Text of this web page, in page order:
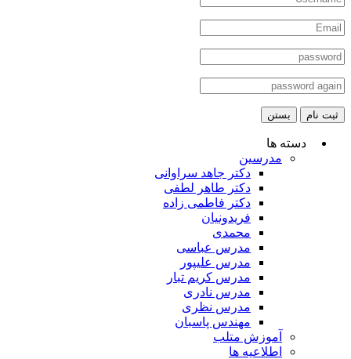
ثبت نام بستن
دسته ها
مدرسین
دکتر جاهد سراوانی
دکتر طاهر لطفی
دکتر فاطمی زاده
فریدونیان
محمدی
مدرس عباسی
مدرس علیپور
مدرس کریم تبار
مدرس نادری
مدرس نظری
مهندس پاسبان
آموزش متلب
اطلاعیه ها